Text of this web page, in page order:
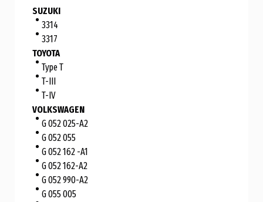
SUZUKI
3314
3317
TOYOTA
Type T
T-III
T-IV
VOLKSWAGEN
G 052 025-A2
G 052 055
G 052 162 -A1
G 052 162-A2
G 052 990-A2
G 055 005